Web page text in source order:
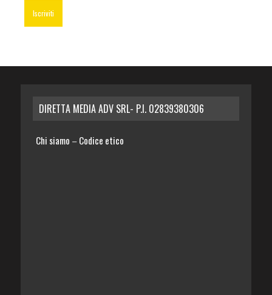
DIRETTA MEDIA ADV SRL- P.I. 02839380306
Chi siamo – Codice etico